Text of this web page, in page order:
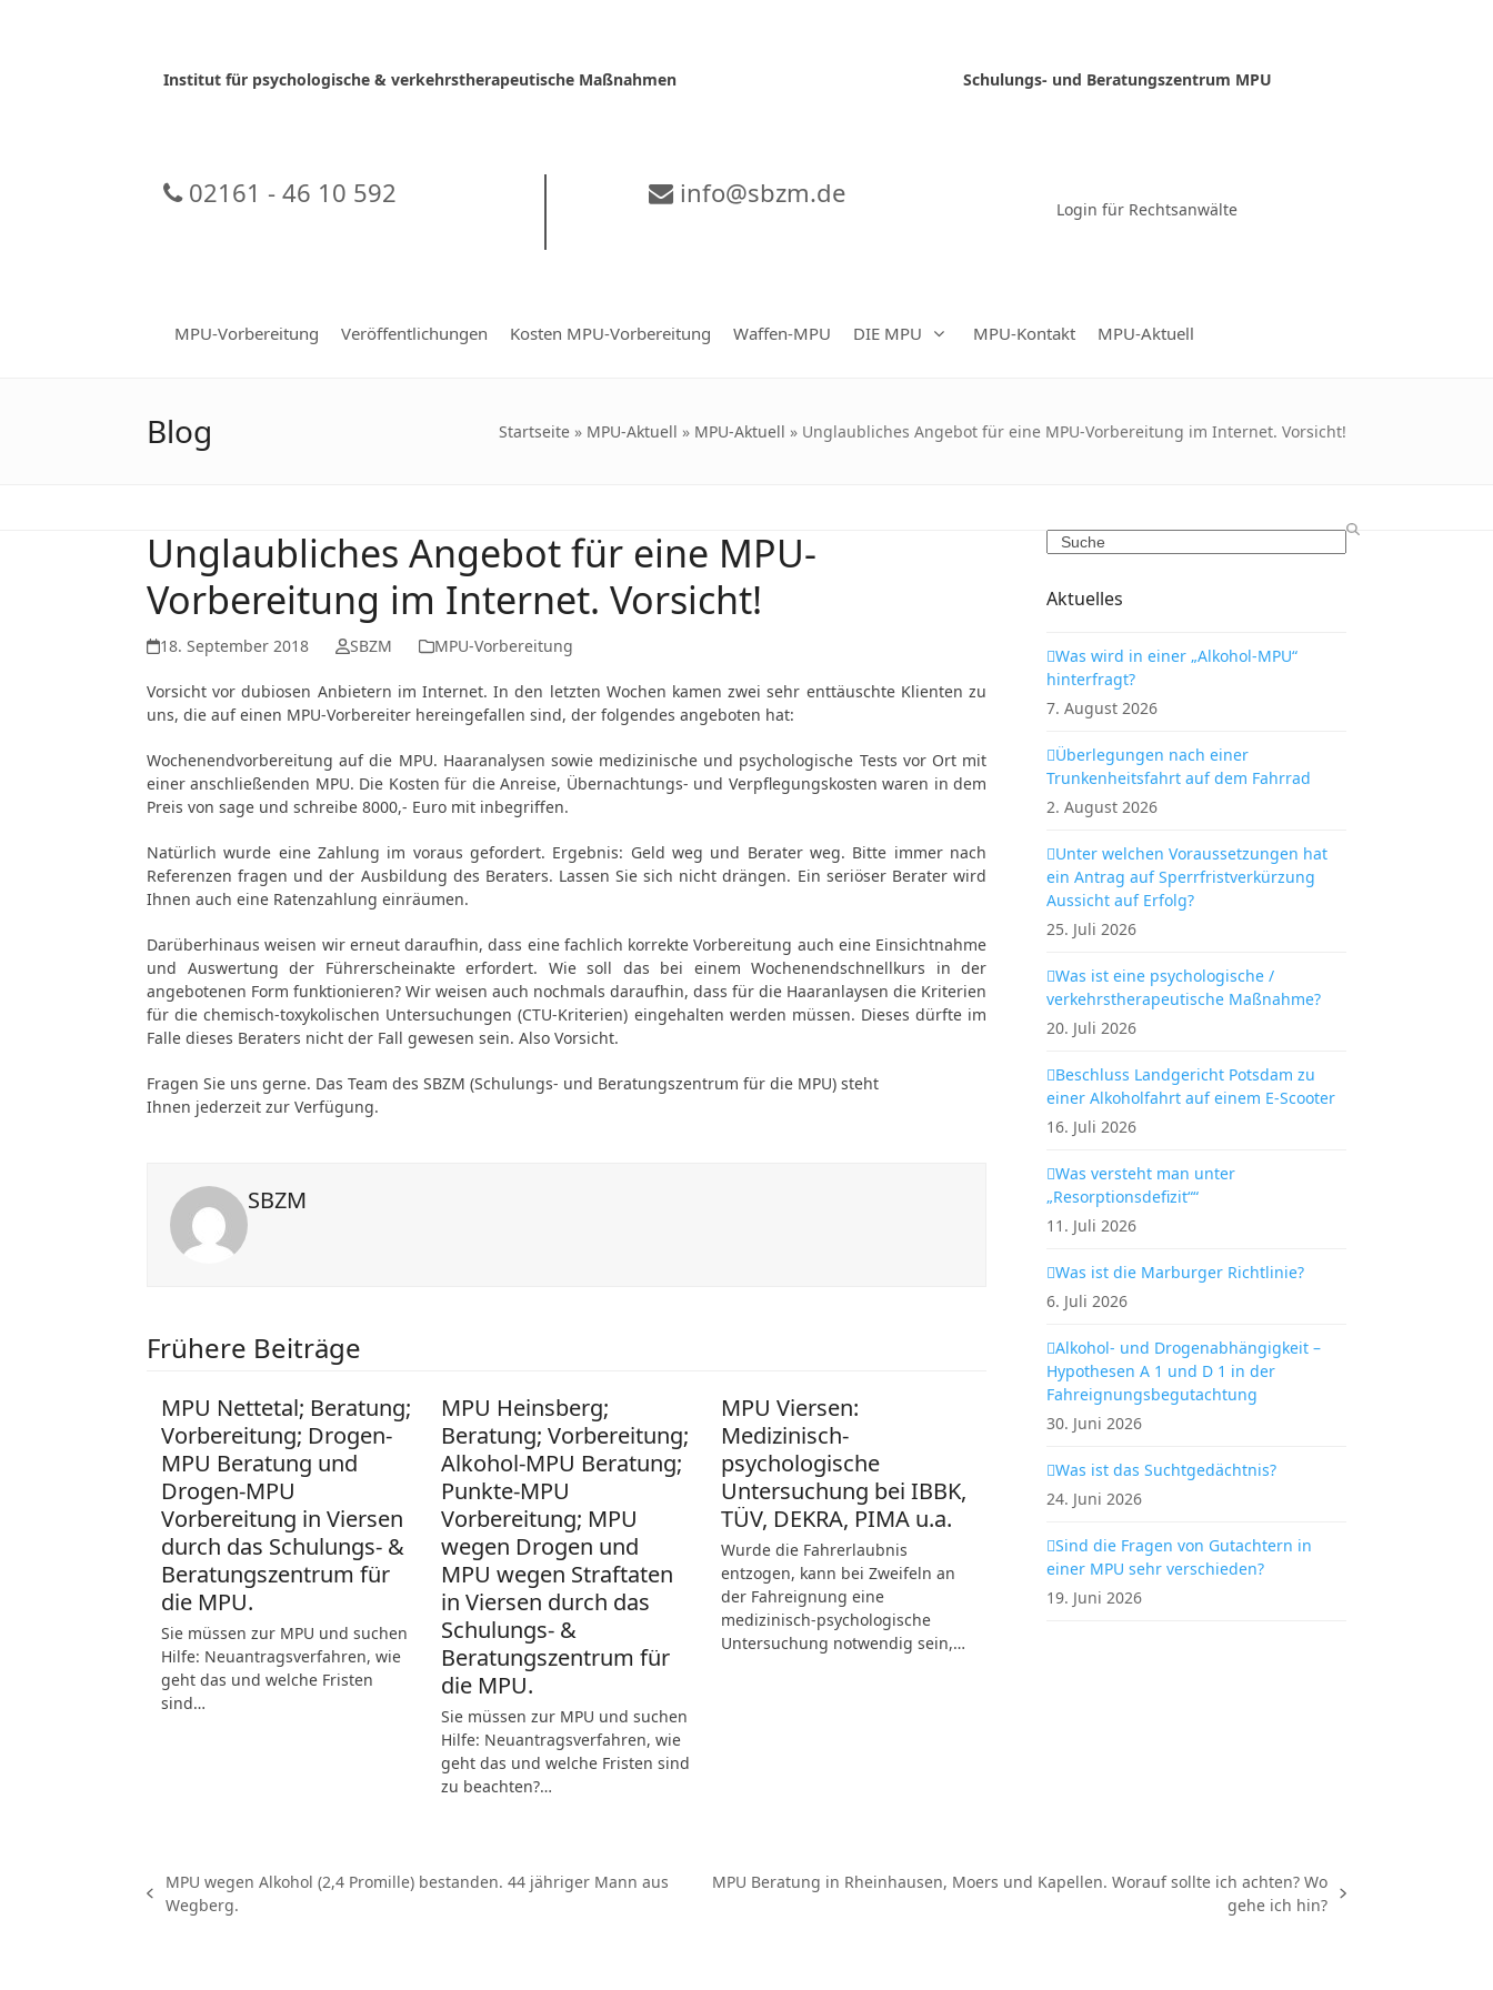
Institut für psychologische & verkehrstherapeutische Maßnahmen
Schulungs- und Beratungszentrum MPU
02161 - 46 10 592 info@sbzm.de
Login für Rechtsanwälte
MPU-Vorbereitung Veröffentlichungen Kosten MPU-Vorbereitung Waffen-MPU DIE MPU MPU-Kontakt MPU-Aktuell
Blog Startseite » MPU-Aktuell » MPU-Aktuell » Unglaubliches Angebot für eine MPU-Vorbereitung im Internet. Vorsicht!
Unglaubliches Angebot für eine MPU-
Vorbereitung im Internet. Vorsicht!
18. September 2018 SBZM MPU-Vorbereitung
Vorsicht vor dubiosen Anbietern im Internet. In den letzten Wochen kamen zwei sehr enttäuschte Klienten zu
uns, die auf einen MPU-Vorbereiter hereingefallen sind, der folgendes angeboten hat:
Wochenendvorbereitung auf die MPU. Haaranalysen sowie medizinische und psychologische Tests vor Ort mit
einer anschließenden MPU. Die Kosten für die Anreise, Übernachtungs- und Verpflegungskosten waren in dem
Preis von sage und schreibe 8000,- Euro mit inbegriffen.
Natürlich wurde eine Zahlung im voraus gefordert. Ergebnis: Geld weg und Berater weg. Bitte immer nach
Referenzen fragen und der Ausbildung des Beraters. Lassen Sie sich nicht drängen. Ein seriöser Berater wird
Ihnen auch eine Ratenzahlung einräumen.
Darüberhinaus weisen wir erneut daraufhin, dass eine fachlich korrekte Vorbereitung auch eine Einsichtnahme
und Auswertung der Führerscheinakte erfordert. Wie soll das bei einem Wochenendschnellkurs in der
angebotenen Form funktionieren? Wir weisen auch nochmals daraufhin, dass für die Haaranlaysen die Kriterien
für die chemisch-toxykolischen Untersuchungen (CTU-Kriterien) eingehalten werden müssen. Dieses dürfte im
Falle dieses Beraters nicht der Fall gewesen sein. Also Vorsicht.
Fragen Sie uns gerne. Das Team des SBZM (Schulungs- und Beratungszentrum für die MPU) steht
Ihnen jederzeit zur Verfügung.
SBZM
Frühere Beiträge
MPU Nettetal; Beratung;
Vorbereitung; Drogen-
MPU Beratung und
Drogen-MPU
Vorbereitung in Viersen
durch das Schulungs- &
Beratungszentrum für
die MPU.
Sie müssen zur MPU und suchen
Hilfe: Neuantragsverfahren, wie
geht das und welche Fristen
sind…
MPU Heinsberg;
Beratung; Vorbereitung;
Alkohol-MPU Beratung;
Punkte-MPU
Vorbereitung; MPU
wegen Drogen und
MPU wegen Straftaten
in Viersen durch das
Schulungs- &
Beratungszentrum für
die MPU.
Sie müssen zur MPU und suchen
Hilfe: Neuantragsverfahren, wie
geht das und welche Fristen sind
zu beachten?…
MPU Viersen:
Medizinisch-
psychologische
Untersuchung bei IBBK,
TÜV, DEKRA, PIMA u.a.
Wurde die Fahrerlaubnis
entzogen, kann bei Zweifeln an
der Fahreignung eine
medizinisch-psychologische
Untersuchung notwendig sein,…
Search
Aktuelles
Was wird in einer „Alkohol-MPU“
hinterfragt?
7. August 2026
Überlegungen nach einer
Trunkenheitsfahrt auf dem Fahrrad
2. August 2026
Unter welchen Voraussetzungen hat
ein Antrag auf Sperrfristverkürzung
Aussicht auf Erfolg?
25. Juli 2026
Was ist eine psychologische /
verkehrstherapeutische Maßnahme?
20. Juli 2026
Beschluss Landgericht Potsdam zu
einer Alkoholfahrt auf einem E-Scooter
16. Juli 2026
Was versteht man unter
„Resorptionsdefizit““
11. Juli 2026
Was ist die Marburger Richtlinie?
6. Juli 2026
Alkohol- und Drogenabhängigkeit –
Hypothesen A 1 und D 1 in der
Fahreignungsbegutachtung
30. Juni 2026
Was ist das Suchtgedächtnis?
24. Juni 2026
Sind die Fragen von Gutachtern in
einer MPU sehr verschieden?
19. Juni 2026
vorheriger
MPU wegen Alkohol (2,4 Promille) bestanden. 44 jähriger Mann aus
Wegberg.
MPU Beratung in Rheinhausen, Moers und Kapellen. Worauf sollte ich achten? Wo
gehe ich hin?